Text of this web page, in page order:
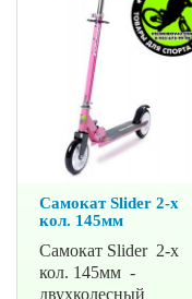
Самокат Slider 2-х
кол. 145мм
Самокат Slider 2-х
кол. 145мм -
двухколесный